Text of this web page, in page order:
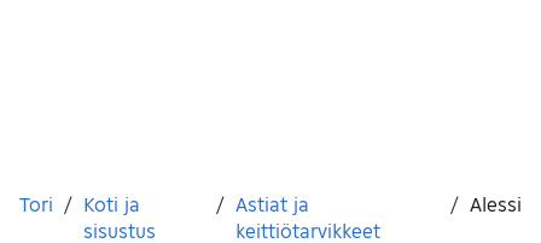
Olet tässä
Tori / Koti ja
sisustus
/ Astiat ja
keittiötarvikkeet
/ Alessi